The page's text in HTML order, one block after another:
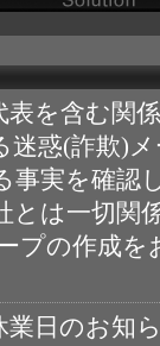
表を含む関
迷惑(詐欺)
事実を確認
とは一切関
プの作成
業日のお知